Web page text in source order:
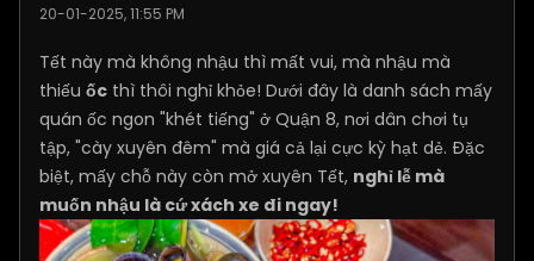
20-01-2025, 11:55 PM
Tết này mà không nhậu thì mất vui, mà nhậu mà
thiếu ốc thì thôi nghỉ khỏe! Dưới đây là danh sách mấy
quán ốc ngon "khét tiếng" ở Quận 8, nơi dân chơi tụ
tập, "cày xuyên đêm" mà giá cả lại cực kỳ hạt dẻ. Đặc
biệt, mấy chỗ này còn mở xuyên Tết, nghỉ lễ mà
muốn nhậu là cứ xách xe đi ngay!